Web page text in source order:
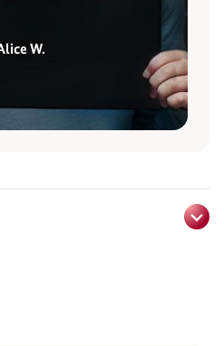
W.